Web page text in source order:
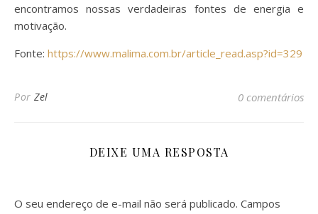
encontramos nossas verdadeiras fontes de energia e
motivação.
Fonte: https://www.malima.com.br/article_read.asp?id=329
Por Zel 0 comentários
DEIXE UMA RESPOSTA
O seu endereço de e-mail não será publicado. Campos